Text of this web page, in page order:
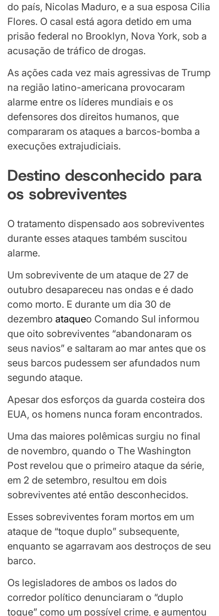
do país, Nicolas Maduro, e a sua esposa Cilia
Flores. O casal está agora detido em uma
prisão federal no Brooklyn, Nova York, sob a
acusação de tráfico de drogas.
As ações cada vez mais agressivas de Trump
na região latino-americana provocaram
alarme entre os líderes mundiais e os
defensores dos direitos humanos, que
compararam os ataques a barcos-bomba a
execuções extrajudiciais.
Destino desconhecido para
os sobreviventes
O tratamento dispensado aos sobreviventes
durante esses ataques também suscitou
alarme.
Um sobrevivente de um ataque de 27 de
outubro desapareceu nas ondas e é dado
como morto. E durante um dia 30 de
dezembro ataqueo Comando Sul informou
que oito sobreviventes “abandonaram os
seus navios” e saltaram ao mar antes que os
seus barcos pudessem ser afundados num
segundo ataque.
Apesar dos esforços da guarda costeira dos
EUA, os homens nunca foram encontrados.
Uma das maiores polêmicas surgiu no final
de novembro, quando o The Washington
Post revelou que o primeiro ataque da série,
em 2 de setembro, resultou em dois
sobreviventes até então desconhecidos.
Esses sobreviventes foram mortos em um
ataque de “toque duplo” subsequente,
enquanto se agarravam aos destroços de seu
barco.
Os legisladores de ambos os lados do
corredor político denunciaram o “duplo
toque” como um possível crime, e aumentou